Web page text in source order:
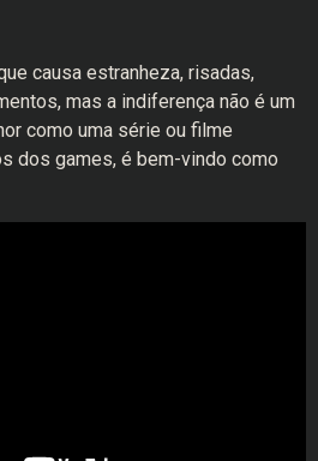
causa estranheza, risadas,
mas a indiferença não é um
como uma série ou filme
dos games, é bem-vindo como